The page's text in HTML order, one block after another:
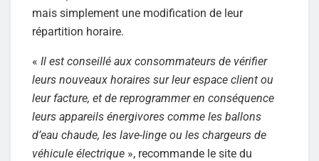
mais simplement une modification de leur
répartition horaire.
« Il est conseillé aux consommateurs de vérifier
leurs nouveaux horaires sur leur espace client ou
leur facture, et de reprogrammer en conséquence
leurs appareils énergivores comme les ballons
d’eau chaude, les lave-linge ou les chargeurs de
véhicule électrique », recommande le site du